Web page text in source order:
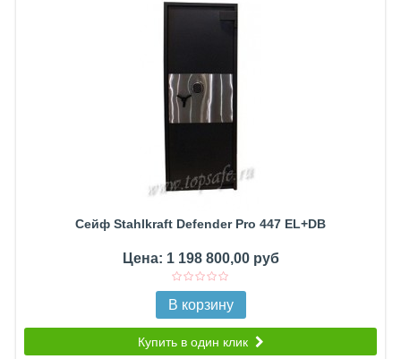
Сейф Stahlkraft Defender Pro 447 EL+DB
Цена: 1 198 800,00 руб
В корзину
Купить в один клик